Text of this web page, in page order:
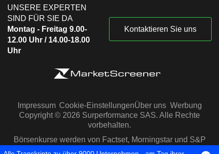
UNSERE EXPERTEN
SIND FÜR SIE DA
Montag - Freitag 9.00-
12.00 Uhr / 14.00-18.00
Uhr
Kontaktieren Sie uns
Impressum Cookie-EinstellungenÜber uns Werbung
Copyright © 2026 Surperformance SAS. Alle Rechte
vorbehalten.
Börsenkurse werden von Factset, Morningstar und S&P
Capital IQ zur Verfügung gestellt